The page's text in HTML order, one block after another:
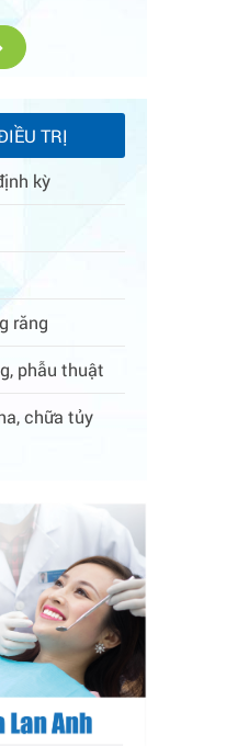
TRỊ
kỳ
răng
phẫu thuật
chữa tủy